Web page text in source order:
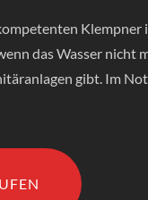
das Wasser nicht
gibt. Im